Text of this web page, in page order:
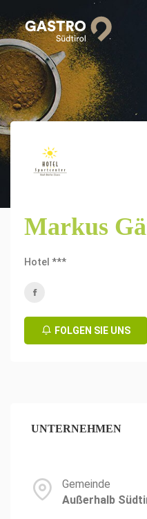
Markus
Hotel ***
FOLGEN SIE UNS
UNTERNEHMEN
Gemeinde
Außerhalb